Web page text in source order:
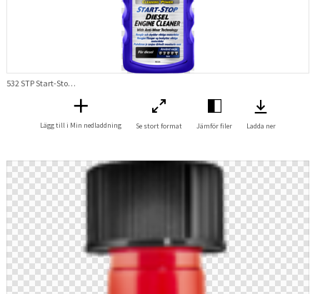
532 STP Start-Stop Diesel Engine Cleaner
Lägg till i Min nedladdning Se stort format Jämför filer Ladda ner